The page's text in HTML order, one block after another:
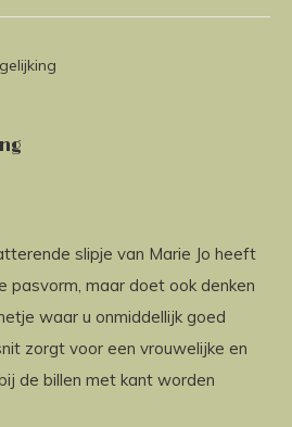
slipje van Marie Jo heeft
pasvorm, maar doet ook denken
waar u onmiddellijk goed
zorgt voor een vrouwelijke en
de billen met kant worden